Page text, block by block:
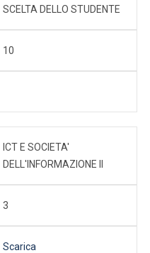
SCELTA DELLO STUDENTE
10
ICT E SOCIETA'
DELL'INFORMAZIONE II
3
Scarica